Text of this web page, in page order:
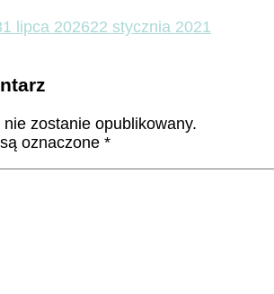
lipca 202622 stycznia 2021
zostanie opublikowany.
oznaczone *